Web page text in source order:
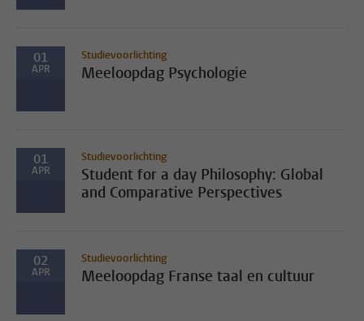
01
APR
Studievoorlichting
Meeloopdag Psychologie
01
APR
Studievoorlichting
Student for a day Philosophy: Global
and Comparative Perspectives
02
APR
Studievoorlichting
Meeloopdag Franse taal en cultuur